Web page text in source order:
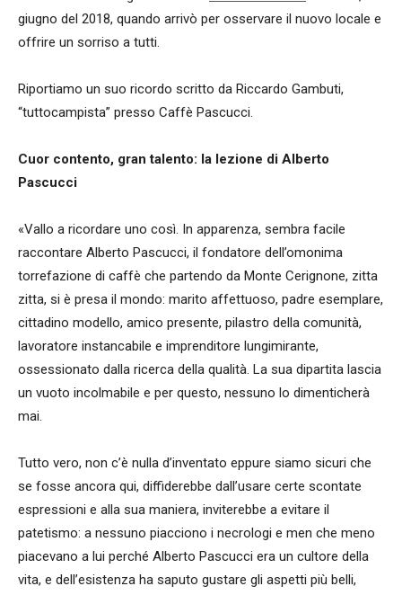
giugno del 2018, quando arrivò per osservare il nuovo locale e
offrire un sorriso a tutti.
Riportiamo un suo ricordo scritto da Riccardo Gambuti,
“tuttocampista” presso Caffè Pascucci.
Cuor contento, gran talento: la lezione di Alberto
Pascucci
«Vallo a ricordare uno così. In apparenza, sembra facile
raccontare Alberto Pascucci, il fondatore dell’omonima
torrefazione di caffè che partendo da Monte Cerignone, zitta
zitta, si è presa il mondo: marito affettuoso, padre esemplare,
cittadino modello, amico presente, pilastro della comunità,
lavoratore instancabile e imprenditore lungimirante,
ossessionato dalla ricerca della qualità. La sua dipartita lascia
un vuoto incolmabile e per questo, nessuno lo dimenticherà
mai.
Tutto vero, non c’è nulla d’inventato eppure siamo sicuri che
se fosse ancora qui, diffiderebbe dall’usare certe scontate
espressioni e alla sua maniera, inviterebbe a evitare il
patetismo: a nessuno piacciono i necrologi e men che meno
piacevano a lui perché Alberto Pascucci era un cultore della
vita, e dell’esistenza ha saputo gustare gli aspetti più belli,